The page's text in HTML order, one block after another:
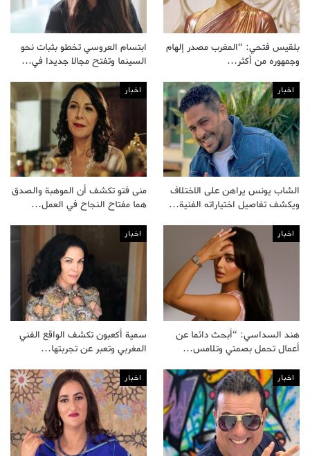
بلقيس فتحي: “المغرب مصدر إلهام
وجمهوره من أكثر…
ابتسام العروسي تخطو بثبات نحو
السينما وتفتح مجالا جديدا في…
اخبار
الشاب يونس يراهن على الاختلاف
ويكشف تفاصيل اختياراته الفنية…
اخبار
منى فتو تكشف أن الموهبة والصدق
هما مفتاح النجاح في العمل…
اخبار
هند السداسي: “أبحث دائما عن
أعمال تحمل بصمتي وتلامس…
اخبار
سمية أكعبون تكشف الواقع الفني
المغربي وتعبر عن تجربتها…
اخبار اخبار